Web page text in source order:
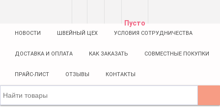
Пусто
НОВОСТИ ШВЕЙНЫЙ ЦЕХ УСЛОВИЯ СОТРУДНИЧЕСТВА
ДОСТАВКА И ОПЛАТА КАК ЗАКАЗАТЬ СОВМЕСТНЫЕ ПОКУПКИ
ПРАЙС-ЛИСТ ОТЗЫВЫ КОНТАКТЫ